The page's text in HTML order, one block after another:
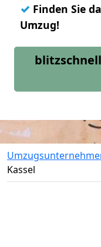
✓ Finden Sie
Umzug!
Kassel